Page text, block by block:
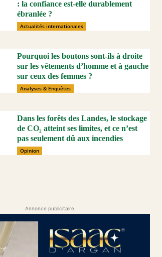
: la confiance est-elle durablement
ébranlée ?
Actualités internationales
Pourquoi les boutons sont-ils à droite
sur les vêtements d’homme et à gauche
sur ceux des femmes ?
Analyses & Enquêtes
Dans les forêts des Landes, le stockage
de CO₂ atteint ses limites, et ce n’est
pas seulement dû aux incendies
Opinion
Annonce publicitaire